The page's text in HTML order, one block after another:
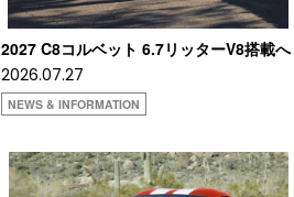
2027 C8コルベット 6.7リッターV8搭載へ
2026.07.27
NEWS & INFORMATION